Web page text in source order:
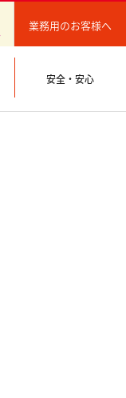
業務用のお客様へ
安全・安心